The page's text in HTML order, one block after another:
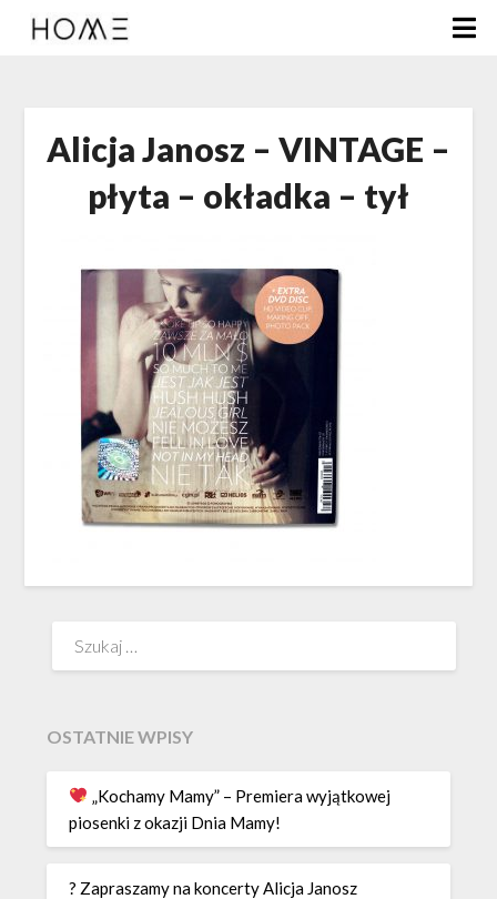
Alicja Janosz – VINTAGE –
płyta – okładka – tył
OSTATNIE WPISY
„Kochamy Mamy” – Premiera wyjątkowej
piosenki z okazji Dnia Mamy!
? Zapraszamy na koncerty Alicja Janosz